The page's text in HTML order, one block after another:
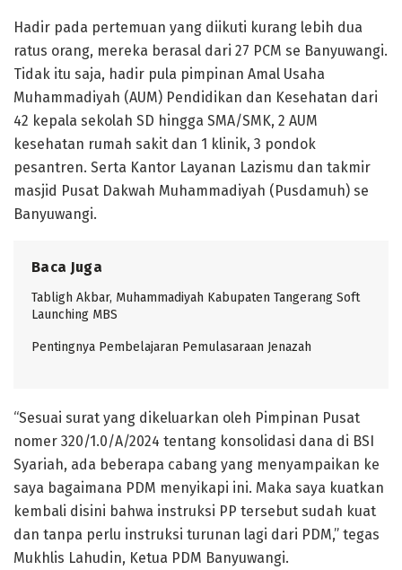
Hadir pada pertemuan yang diikuti kurang lebih dua
ratus orang, mereka berasal dari 27 PCM se Banyuwangi.
Tidak itu saja, hadir pula pimpinan Amal Usaha
Muhammadiyah (AUM) Pendidikan dan Kesehatan dari
42 kepala sekolah SD hingga SMA/SMK, 2 AUM
kesehatan rumah sakit dan 1 klinik, 3 pondok
pesantren. Serta Kantor Layanan Lazismu dan takmir
masjid Pusat Dakwah Muhammadiyah (Pusdamuh) se
Banyuwangi.
Baca Juga
Tabligh Akbar, Muhammadiyah Kabupaten Tangerang Soft
Launching MBS
Pentingnya Pembelajaran Pemulasaraan Jenazah
“Sesuai surat yang dikeluarkan oleh Pimpinan Pusat
nomer 320/1.0/A/2024 tentang konsolidasi dana di BSI
Syariah, ada beberapa cabang yang menyampaikan ke
saya bagaimana PDM menyikapi ini. Maka saya kuatkan
kembali disini bahwa instruksi PP tersebut sudah kuat
dan tanpa perlu instruksi turunan lagi dari PDM,” tegas
Mukhlis Lahudin, Ketua PDM Banyuwangi.